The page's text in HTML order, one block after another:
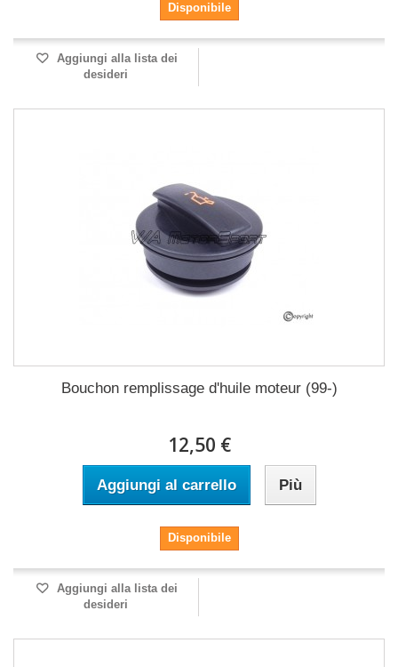
Disponibile
Aggiungi alla lista dei
desideri
Bouchon remplissage d'huile moteur (99-)
12,50 €
Aggiungi al carrello Più
Disponibile
Aggiungi alla lista dei
desideri